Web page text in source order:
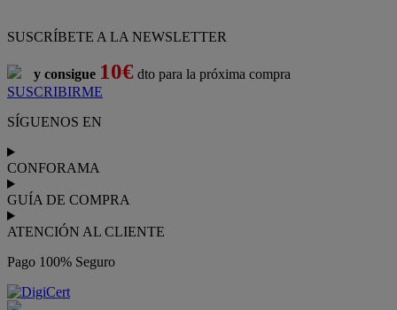
SUSCRÍBETE A LA NEWSLETTER
y consigue 10€ dto para la próxima compra
SUSCRIBIRME
SÍGUENOS EN
CONFORAMA
GUÍA DE COMPRA
ATENCIÓN AL CLIENTE
Pago 100% Seguro